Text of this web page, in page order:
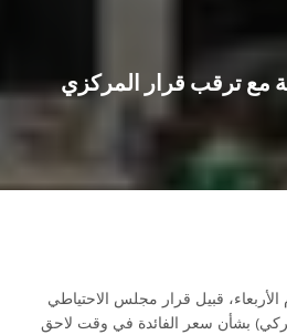
مع ترقب قرار المركزي
الأربعاء، قبيل قرار مجلس الاحتياطي
بشأن سعر الفائدة في وقت لاحق